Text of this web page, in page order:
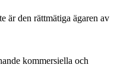
är den rättmätiga ägaren av
kommersiella och